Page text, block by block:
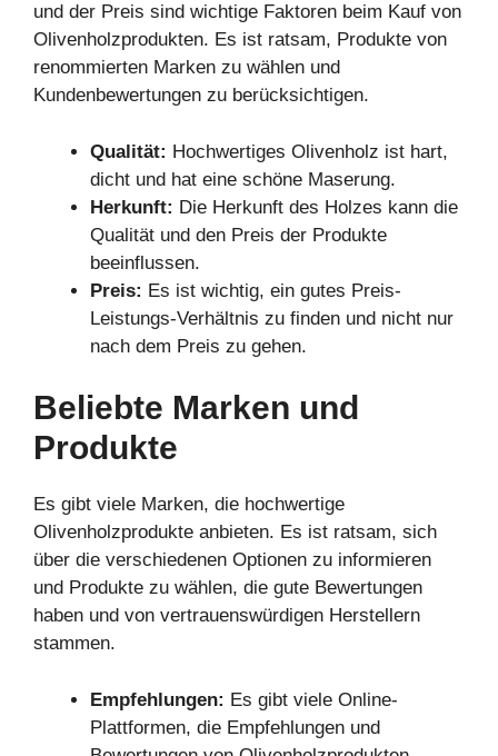
und der Preis sind wichtige Faktoren beim Kauf von
Olivenholzprodukten. Es ist ratsam, Produkte von
renommierten Marken zu wählen und
Kundenbewertungen zu berücksichtigen.
Qualität: Hochwertiges Olivenholz ist hart,
dicht und hat eine schöne Maserung.
Herkunft: Die Herkunft des Holzes kann die
Qualität und den Preis der Produkte
beeinflussen.
Preis: Es ist wichtig, ein gutes Preis-
Leistungs-Verhältnis zu finden und nicht nur
nach dem Preis zu gehen.
Beliebte Marken und
Produkte
Es gibt viele Marken, die hochwertige
Olivenholzprodukte anbieten. Es ist ratsam, sich
über die verschiedenen Optionen zu informieren
und Produkte zu wählen, die gute Bewertungen
haben und von vertrauenswürdigen Herstellern
stammen.
Empfehlungen: Es gibt viele Online-
Plattformen, die Empfehlungen und